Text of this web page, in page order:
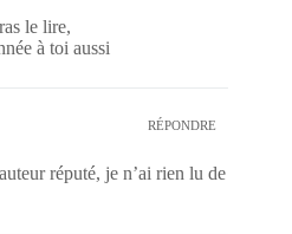
le lire,
à toi aussi
RÉPONDRE
réputé, je n’ai rien lu de